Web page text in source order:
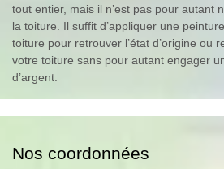
tout entier, mais il n’est pas pour autant
la toiture. Il suffit d’appliquer une
toiture pour retrouver l’état d’origine ou
votre toiture sans pour autant engager
d’argent.
Nos coordonnées